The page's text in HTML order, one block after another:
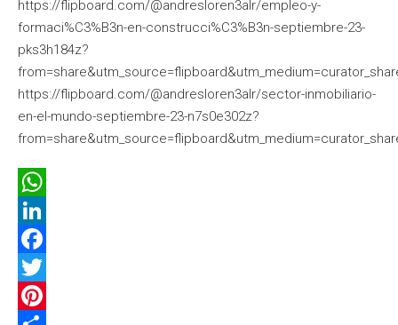
https://flipboard.com/@andresloren3alr/empleo-y-
formaci%C3%B3n-en-construcci%C3%B3n-septiembre-23-
pks3h184z?
https://flipboard.com/@andresloren3alr/sector-inmobiliario-
en-el-mundo-septiembre-23-n7s0e302z?
WhatsApp
LinkedIn
Facebook
Twitter